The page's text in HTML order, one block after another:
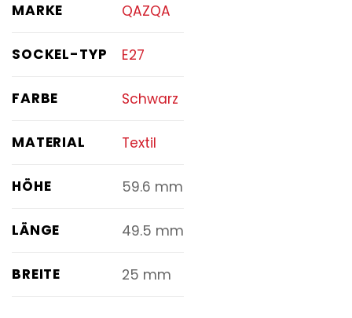
MARKE QAZQA
SOCKEL-TYP E27
FARBE Schwarz
MATERIAL Textil
HÖHE 59.6 mm
LÄNGE 49.5 mm
BREITE 25 mm